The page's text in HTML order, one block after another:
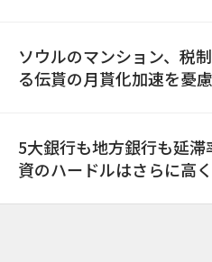
ソウルのマンション、税
る伝貰の月貰化加速を憂慮
5大銀行も地方銀行も延
資のハードルはさらに高く